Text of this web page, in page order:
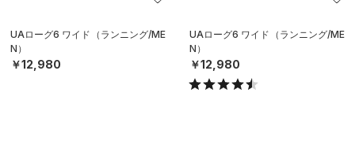
UAローグ6 ワイド（ランニング/ME
N）
￥12,980
UAローグ6 ワイド（ランニング/ME
N）
￥12,980